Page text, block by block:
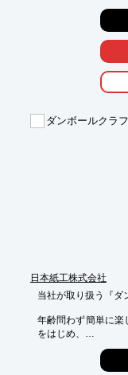
マイクロマウスは
ゴールへ到達する
当社モータは、マ
■モータを導入した
ダンボールクラ
日本紙工株式会社
当社が取り扱う『ダ
年齢問わず簡単に楽
をはじめ、
ダンボールならで